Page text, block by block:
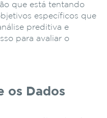
que está tentando
específicos que
preditiva e
para avaliar o
os Dados